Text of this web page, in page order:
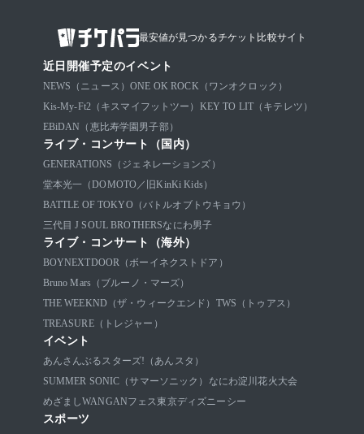
最安値が見つかるチケット比較サイト
近日開催予定のイベント
NEWS（ニュース） ONE OK ROCK（ワンオクロック）
Kis-My-Ft2（キスマイフットツー） KEY TO LIT（キテレツ）
EBiDAN（恵比寿学園男子部）
ライブ・コンサート（国内）
GENERATIONS（ジェネレーションズ）
堂本光一（DOMOTO／旧KinKi Kids）
BATTLE OF TOKYO（バトルオブトウキョウ）
三代目 J SOUL BROTHERSなにわ男子
ライブ・コンサート（海外）
BOYNEXTDOOR（ボーイネクストドア）
Bruno Mars（ブルーノ・マーズ）
THE WEEKND（ザ・ウィークエンド） TWS（トゥアス）
TREASURE（トレジャー）
イベント
あんさんぶるスターズ!（あんスタ）
SUMMER SONIC（サマーソニック） なにわ淀川花火大会
めざましWANGANフェス東京ディズニーシー
スポーツ